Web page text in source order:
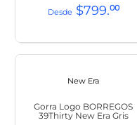
$799.00
New Era
Gorra Logo BORREGOS
39Thirty New Era Gris